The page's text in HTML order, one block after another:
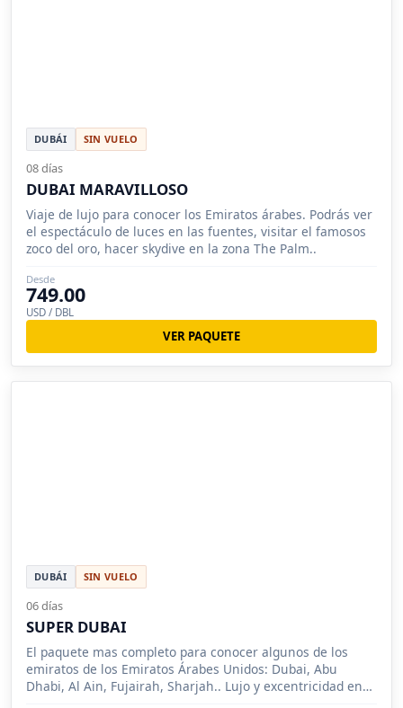
DUBÁI SIN VUELO
08 días
DUBAI MARAVILLOSO
Viaje de lujo para conocer los Emiratos árabes. Podrás ver
el espectáculo de luces en las fuentes, visitar el famosos
zoco del oro, hacer skydive en la zona The Palm..
Desde
749.00
USD / DBL
VER PAQUETE
DUBÁI SIN VUELO
06 días
SUPER DUBAI
El paquete mas completo para conocer algunos de los
emiratos de los Emiratos Árabes Unidos: Dubai, Abu
Dhabi, Al Ain, Fujairah, Sharjah.. Lujo y excentricidad en